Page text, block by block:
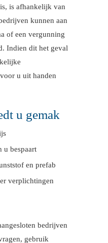
is afhankelijk van
kunnen aan
of een vergunning
Indien dit het geval
u uit handen
u gemak
u bespaart
en prefab
verplichtingen
bedrijven
gebruik